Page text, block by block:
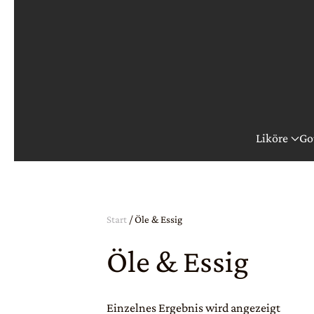
Liköre
Start / Öle & Essig
Öle & Essig
Einzelnes Ergebnis wird angezeigt